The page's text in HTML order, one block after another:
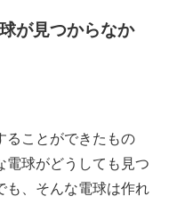
が見つからなか
ることができたもの
電球がどうしても見つ
、そんな電球は作れ